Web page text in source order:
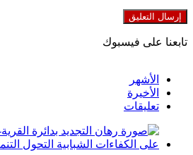
تابعنا على فيسبوك
الأشهر
الأخيرة
تعليقات